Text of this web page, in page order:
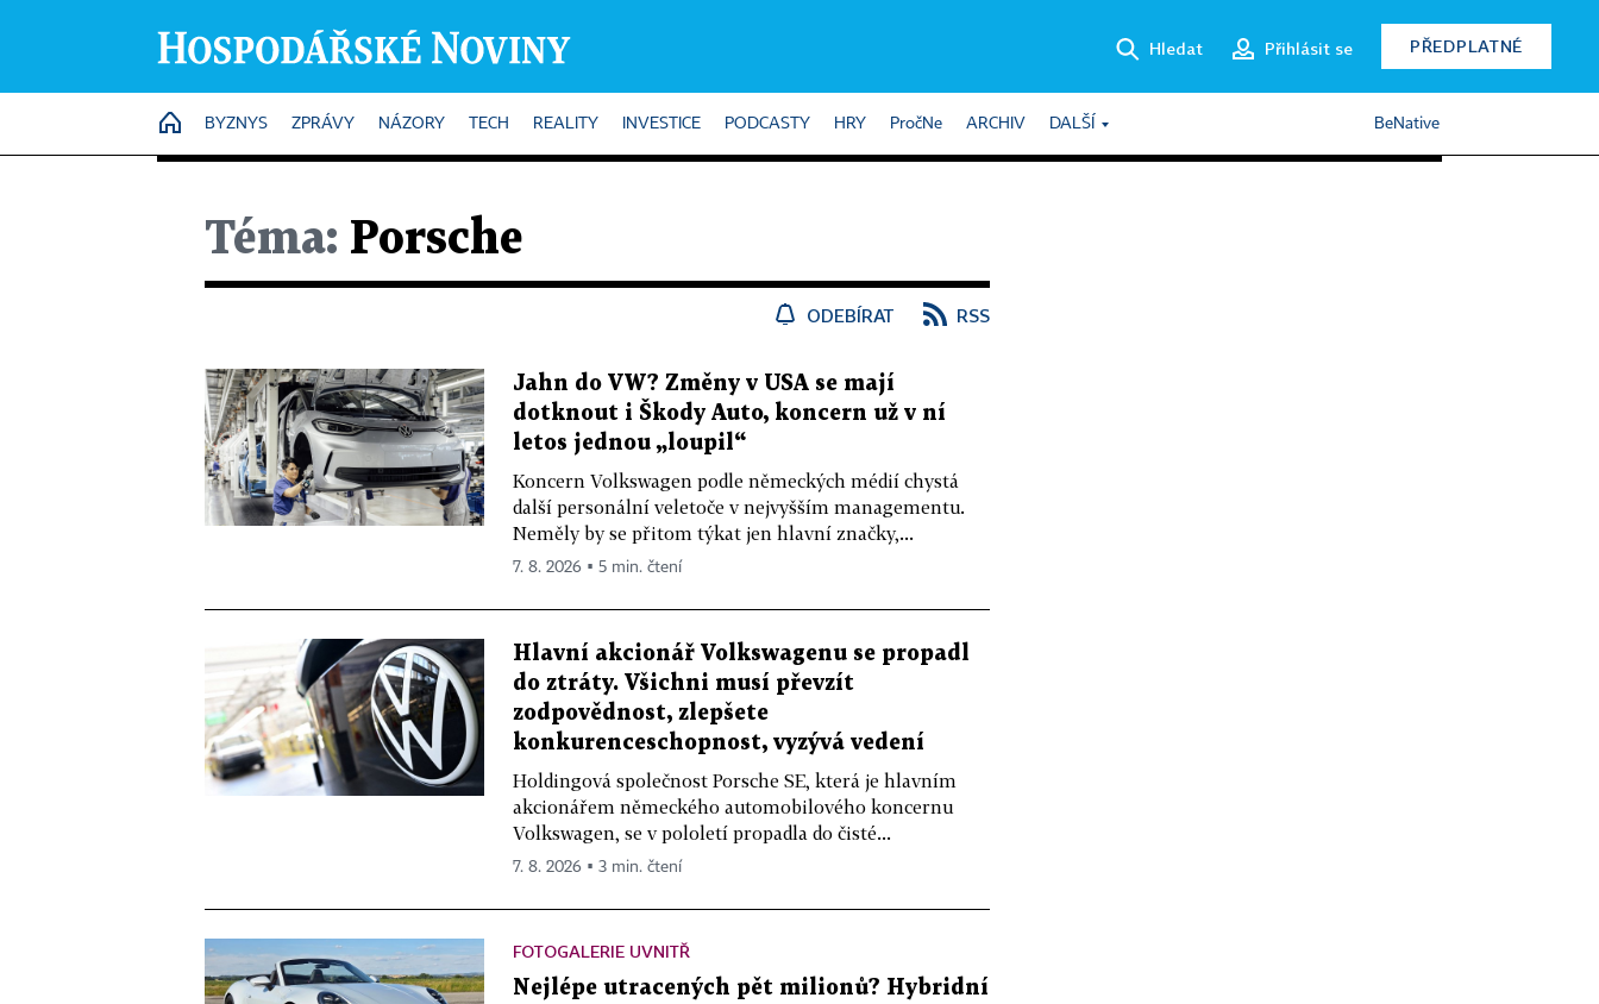
Hledat Přihlásit se PŘEDPLATNÉ
HOME
BYZNYS ZPRÁVY NÁZORY TECH REALITY INVESTICE PODCASTY HRY PročNe ARCHIV DALŠÍ BeNative
Téma: Porsche
ODEBÍRAT RSS
Jahn do VW? Změny v USA se mají
dotknout i Škody Auto, koncern už v ní
letos jednou „loupil“
Koncern Volkswagen podle německých médií chystá
další personální veletoče v nejvyšším managementu.
Neměly by se přitom týkat jen hlavní značky,...
7. 8. 2026 ▪ 5 min. čtení
Hlavní akcionář Volkswagenu se propadl
do ztráty. Všichni musí převzít
zodpovědnost, zlepšete
konkurenceschopnost, vyzývá vedení
Holdingová společnost Porsche SE, která je hlavním
akcionářem německého automobilového koncernu
Volkswagen, se v pololetí propadla do čisté...
7. 8. 2026 ▪ 3 min. čtení
FOTOGALERIE UVNITŘ
Nejlépe utracených pět milionů? Hybridní